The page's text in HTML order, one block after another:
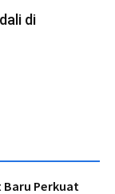
di
Baru Perkuat